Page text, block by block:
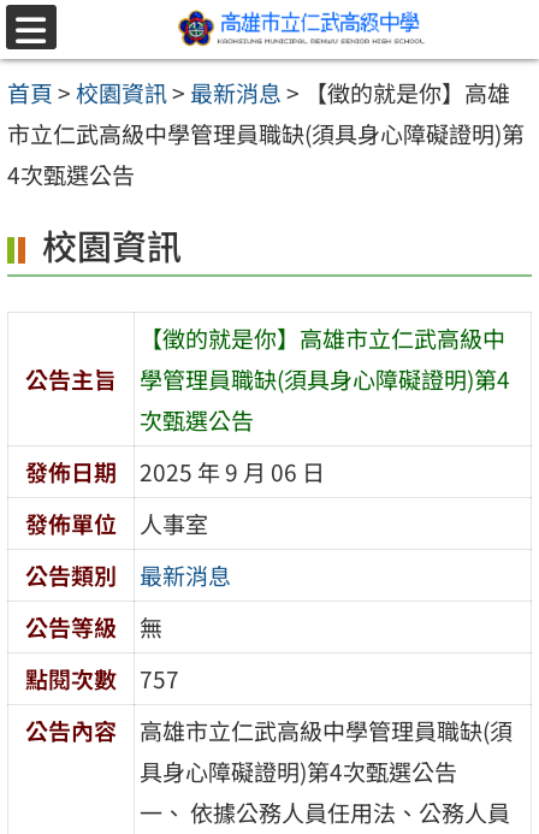
跳至主要內容區
選
單
首頁>校園資訊> 最新消息>
【徵的就是你】高雄
市立仁武高級中學管理員職缺(須具身心障礙證明)第
4次甄選公告
校園資訊
公告主旨
【徵的就是你】高雄市立仁武高級中
學管理員職缺(須具身心障礙證明)第4
次甄選公告
發佈日期
2025 年 9 月 06 日
發佈單位
人事室
公告類別
最新消息
公告等級
無
點閱次數
757
公告內容
高雄市立仁武高級中學管理員職缺(須
具身心障礙證明)第4次甄選公告
一、 依據公務人員任用法、公務人員